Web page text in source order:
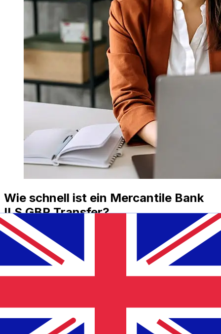
Wie schnell ist ein Mercantile Bank
ILS GBP Transfer?
Die Lieferzeiten für internationale Überweisungen mit
Mercantile Bank von Israel bis Vereinigtes Königreich
variieren je nach Zahlungsmethode und
Transaktionszeit. In der Regel dauern internationale
Banküberweisungen 1 bis 5 Werktage. Faktoren wie